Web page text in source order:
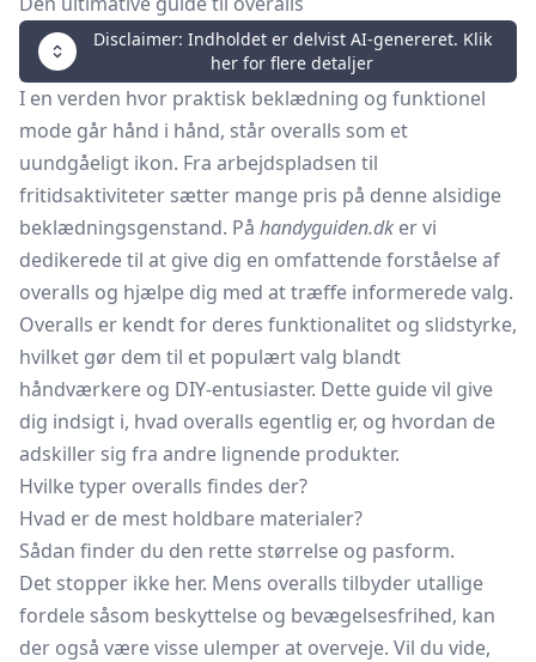
Disclaimer: Indholdet er delvist AI-genereret. Klik
her for flere detaljer
I en verden hvor praktisk beklædning og funktionel
mode går hånd i hånd, står overalls som et
uundgåeligt ikon. Fra arbejdspladsen til
fritidsaktiviteter sætter mange pris på denne alsidige
beklædningsgenstand. På handyguiden.dk er vi
dedikerede til at give dig en omfattende forståelse af
overalls og hjælpe dig med at træffe informerede valg.
Overalls er kendt for deres funktionalitet og slidstyrke,
hvilket gør dem til et populært valg blandt
håndværkere og DIY-entusiaster. Dette guide vil give
dig indsigt i, hvad overalls egentlig er, og hvordan de
adskiller sig fra andre lignende produkter.
Hvilke typer overalls findes der?
Hvad er de mest holdbare materialer?
Sådan finder du den rette størrelse og pasform.
Det stopper ikke her. Mens overalls tilbyder utallige
fordele såsom beskyttelse og bevægelsesfrihed, kan
der også være visse ulemper at overveje. Vil du vide,